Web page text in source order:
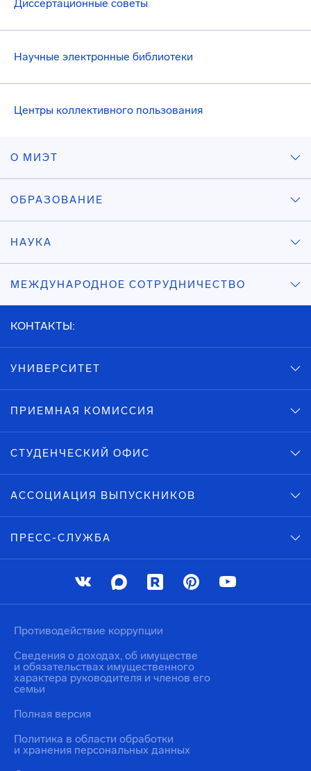
Диссертационные советы
Научные электронные библиотеки
Центры коллективного пользования
О МИЭТ
ОБРАЗОВАНИЕ
НАУКА
МЕЖДУНАРОДНОЕ СОТРУДНИЧЕСТВО
КОНТАКТЫ:
УНИВЕРСИТЕТ
ПРИЕМНАЯ КОМИССИЯ
СТУДЕНЧЕСКИЙ ОФИС
АССОЦИАЦИЯ ВЫПУСКНИКОВ
ПРЕСС-СЛУЖБА
Политика в области обработки
и хранения персональных данных
Противодействие коррупции
Сведения о доходах, об имуществе
и обязательствах имущественного
характера руководителя и членов его
семьи
Полная версия